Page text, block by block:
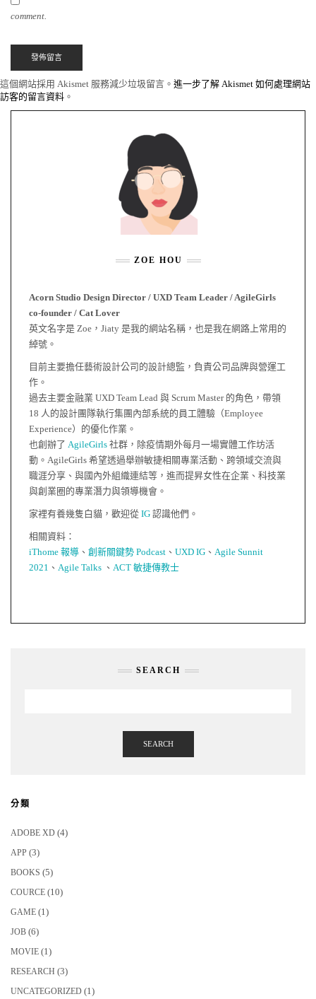
comment.
這個網站採用 Akismet 服務減少垃圾留言。 進一步了解 Akismet 如何處理網站
訪客的留言資料 。
ZOE HOU
Acorn Studio Design Director / UXD Team Leader / AgileGirls
co-founder / Cat Lover
英文名字是 Zoe，Jiaty 是我的網站名稱，也是我在網路上常用的
綽號。
目前主要擔任藝術設計公司的設計總監，負責公司品牌與營運工
作。
過去主要金融業 UXD Team Lead 與 Scrum Master 的角色，帶領
18 人的設計團隊執行集團內部系統的員工體驗（Employee
Experience）的優化作業。
也創辦了 AgileGirls 社群，除疫情期外每月一場實體工作坊活
動。AgileGirls 希望透過舉辦敏捷相關專業活動、跨領域交流與
職涯分享、與國內外組織連結等，進而提昇女性在企業、科技業
與創業圈的專業潛力與領導機會。
家裡有養幾隻白貓，歡迎從 IG 認識他們。
相關資料：
iThome 報導 、 創新關鍵勢 Podcast 、 UXD IG 、 Agile Sunnit
2021 、 Agile Talks 、 ACT 敏捷傳教士
SEARCH
SEARCH
分類
ADOBE XD (4)
APP (3)
BOOKS (5)
COURCE (10)
GAME (1)
JOB (6)
MOVIE (1)
RESEARCH (3)
UNCATEGORIZED (1)